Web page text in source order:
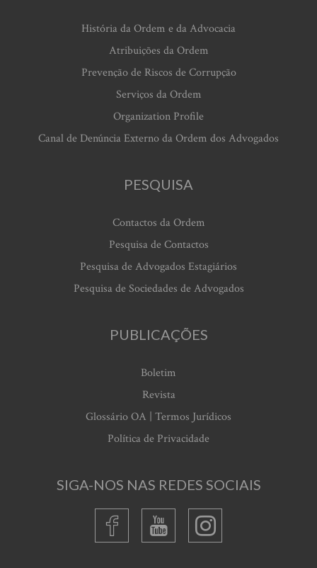
História da Ordem e da Advocacia
Atribuições da Ordem
Prevenção de Riscos de Corrupção
Serviços da Ordem
Organization Profile
Canal de Denúncia Externo da Ordem dos Advogados
PESQUISA
Contactos da Ordem
Pesquisa de Contactos
Pesquisa de Advogados Estagiários
Pesquisa de Sociedades de Advogados
PUBLICAÇÕES
Boletim
Revista
Glossário OA | Termos Jurídicos
Política de Privacidade
SIGA-NOS NAS REDES SOCIAIS